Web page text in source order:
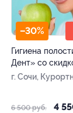
–30%
Гигиена
Дент» со
г. Сочи,
6 500 руб. 4